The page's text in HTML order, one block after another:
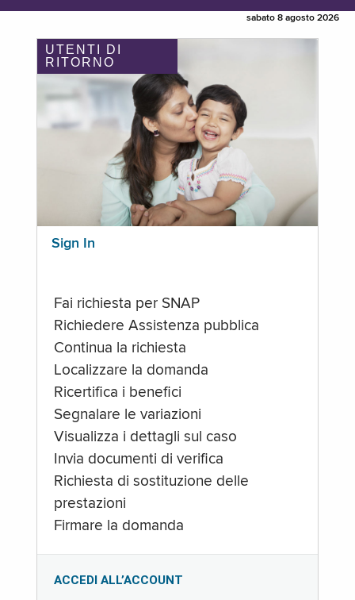
sabato 8 agosto 2026
UTENTI DI
RITORNO
Sign In
Fai richiesta per SNAP
Richiedere Assistenza pubblica
Continua la richiesta
Localizzare la domanda
Ricertifica i benefici
Segnalare le variazioni
Visualizza i dettagli sul caso
Invia documenti di verifica
Richiesta di sostituzione delle
prestazioni
Firmare la domanda
ACCEDI ALL’ACCOUNT